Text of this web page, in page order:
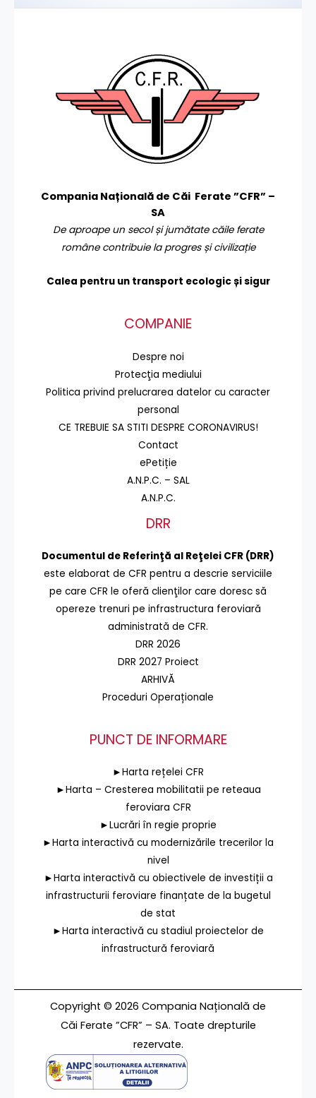
Compania Națională de Căi Ferate ”CFR” –
SA
De aproape un secol și jumătate căile ferate
române contribuie la progres și civilizație
Calea pentru un transport ecologic și sigur
COMPANIE
Despre noi
Protecţia mediului
Politica privind prelucrarea datelor cu caracter
personal
CE TREBUIE SA STITI DESPRE CORONAVIRUS!
Contact
ePetiție
A.N.P.C. – SAL
A.N.P.C.
DRR
Documentul de Referinţă al Reţelei CFR (DRR)
este elaborat de CFR pentru a descrie serviciile
pe care CFR le oferă clienţilor care doresc să
opereze trenuri pe infrastructura feroviară
administrată de CFR.
DRR 2026
DRR 2027 Proiect
ARHIVĂ
Proceduri Operaționale
PUNCT DE INFORMARE
►Harta rețelei CFR
►Harta – Cresterea mobilitatii pe reteaua
feroviara CFR
►Lucrări în regie proprie
►Harta interactivă cu modernizările trecerilor la
nivel
►Harta interactivă cu obiectivele de investiții a
infrastructurii feroviare finanțate de la bugetul
de stat
►Harta interactivă cu stadiul proiectelor de
infrastructură feroviară
Copyright © 2026 Compania Națională de
Căi Ferate ”CFR” – SA. Toate drepturile
rezervate.